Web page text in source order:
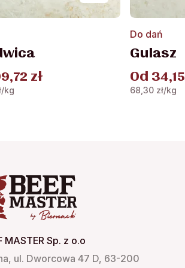
zł
/kg
produkt
ma
wariantów.
Opcje
Do dań
Gulasz
Od 34,15
68,30 zł/kg
MASTER Sp. z o.o
ul. Dworcowa 47 D, 63-200